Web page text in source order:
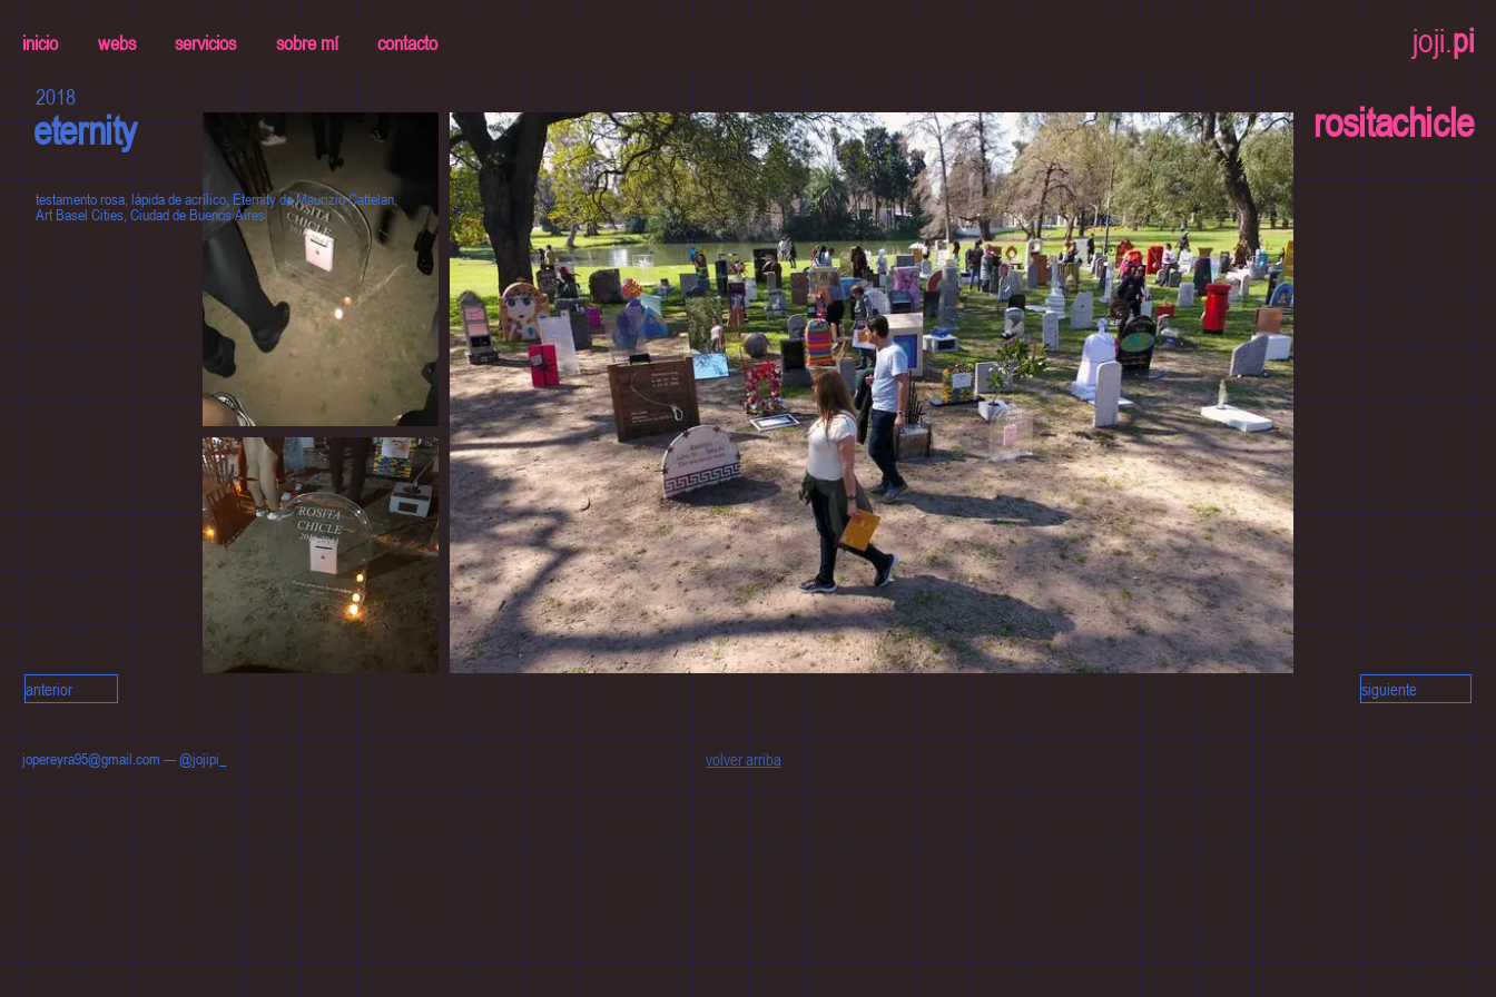
inicio webs servicios sobre mí contacto joji.pi
2018
eternity
testamento rosa, lápida de acrílico, Eternity de Maurizio Cattelan,
Art Basel Cities, Ciudad de Buenos Aires
rositachicle
anterior siguiente
jopereyra95@gmail.com —@jojipi_ volver arriba